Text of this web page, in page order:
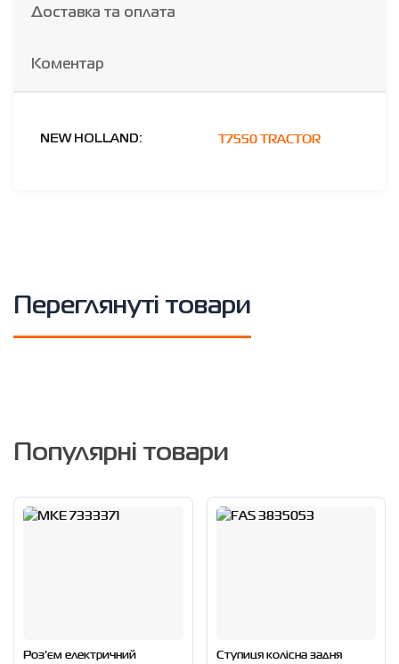
Доставка та оплата
Коментар
NEW HOLLAND: T7550 TRACTOR
Переглянуті товари
Популярні товари
Роз'єм електричний Ступиця колісна задня